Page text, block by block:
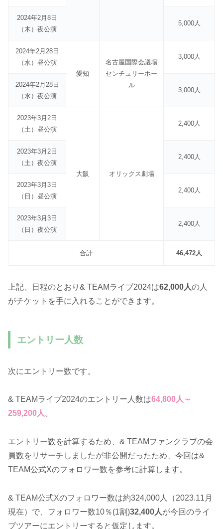
2024年2月8日
（木）夜公演
5,000人
2024年2月28日
（水）昼公演
愛知
名古屋国際会議場
センチュリーホー
ル
3,000人
2024年2月28日
（水）夜公演
3,000人
2023年3月2日
（土）昼公演
大阪 オリックス劇場
2,400人
2023年3月2日
（土）夜公演
2,400人
2023年3月3日
（日）昼公演
2,400人
2023年3月3日
（日）夜公演
2,400人
合計 46,472人
上記、日程のとおり& TEAMライブ2024は62,000人の人
がチケットを手に入れることができます。
エントリー人数
次にエントリー数です。
& TEAMライブ2024のエントリー人数は64,800人～
259,200人 。
エントリー数を計算するため、& TEAMファンクラブの会
員数をリサーチしましたが非公開だったため、今回は&
TEAM公式Xのフォロワー数を参考に計算します。
& TEAM公式Xのフォロワー数は約324,000人（2023.11月
現在）で、フォロワー数10％(1割)32,400人が今回のライ
ブツアーにエントリーすると仮定します。